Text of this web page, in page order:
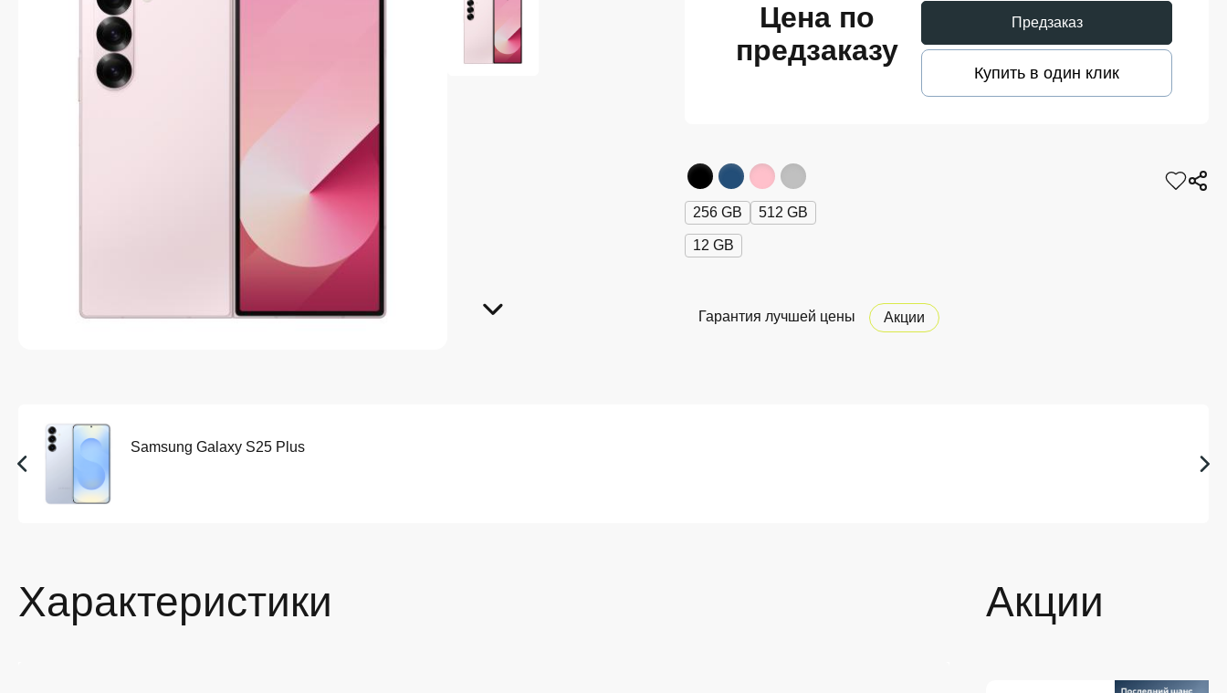
Цена по
предзаказу
Предзаказ
Купить в один клик
256 GB 512 GB
12 GB
Гарантия лучшей цены Акции
Samsung Galaxy S25 Plus
Акции
Характеристики